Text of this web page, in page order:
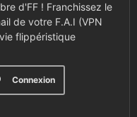
d'FF ! Franchissez le
de votre F.A.I (VPN
flippéristique
Connexion